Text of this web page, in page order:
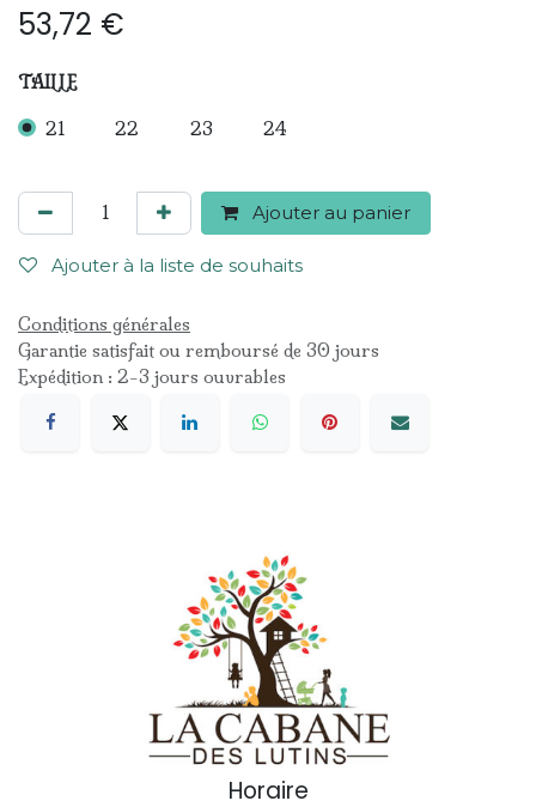
53,72 €
TAILLE
21 22 23 24
Ajouter au panier
Ajouter à la liste de souhaits
Conditions générales
Garantie satisfait ou remboursé de 30 jours
Expédition : 2-3 jours ouvrables
Horaire